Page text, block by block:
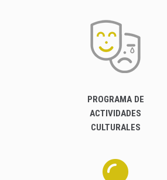
PROGRAMA DE
ACTIVIDADES
CULTURALES